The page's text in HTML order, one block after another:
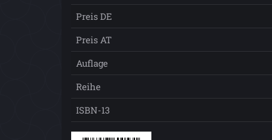
Preis DE
Preis AT
Auflage
Reihe
ISBN-13